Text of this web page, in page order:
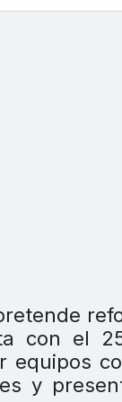
con el
equipos
y